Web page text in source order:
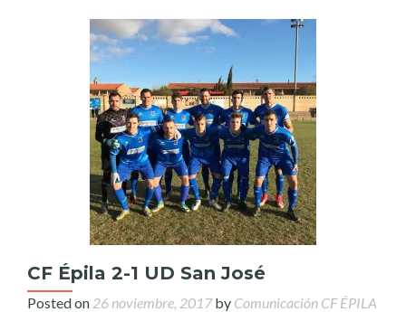
CF Épila 2-1 UD San José
Posted on 26 noviembre, 2017by Comunicación CF ÉPILA